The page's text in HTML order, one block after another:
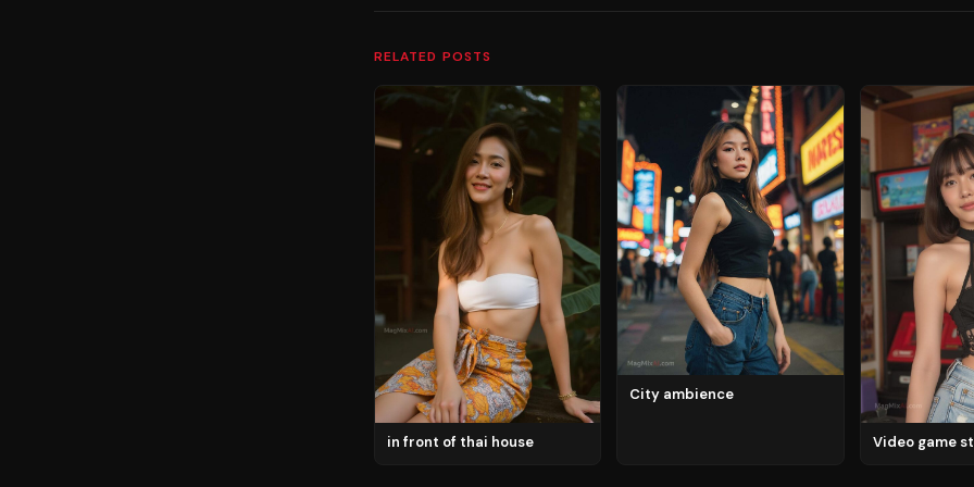
RELATED POSTS
in front of thai house
City ambience
Video game